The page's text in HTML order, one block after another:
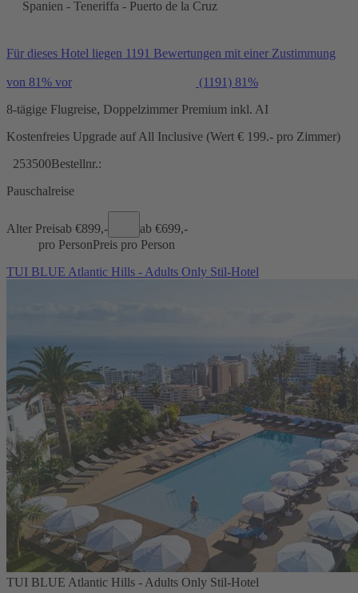
Spanien - Teneriffa - Puerto de la Cruz
Für dieses Hotel liegen 1191 Bewertungen mit einer Zustimmung
von 81% vor (1191) 81%
8-tägige Flugreise, Doppelzimmer Premium inkl. AI
Kostenfreies Upgrade auf All Inclusive (Wert € 199.- pro Zimmer)
253500Bestellnr.:
Pauschalreise
Alter Preisab €899,- ab €699,-
pro PersonPreis pro Person
TUI BLUE Atlantic Hills - Adults Only Stil-Hotel
TUI BLUE Atlantic Hills - Adults Only Stil-Hotel